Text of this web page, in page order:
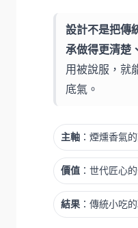
設計不是把傳
承做得更清楚
用被說服，就
底氣。
主軸 ：煙燻香氣
價值 ：世代匠心
結果 ：傳統小吃